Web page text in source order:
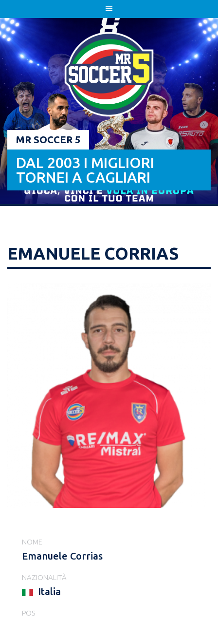
to
content
MR SOCCER 5
DAL 2003 I MIGLIORI
TORNEI A CAGLIARI
EMANUELE CORRIAS
NOME
Emanuele Corrias
NAZIONALITÀ
Italia
POS